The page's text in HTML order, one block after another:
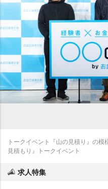
トークイベント『山の見積り』の
見積もり』トークイベント
求人特集